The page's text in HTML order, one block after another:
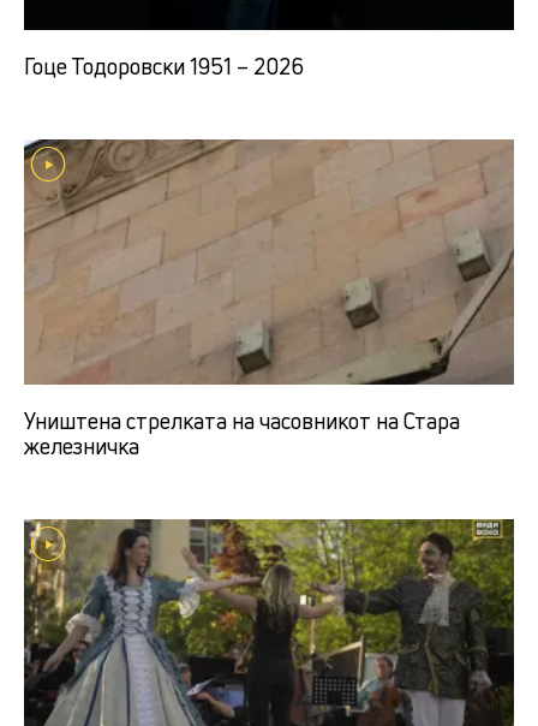
Гоце Тодоровски 1951 – 2026
Уништена стрелката на часовникот на Стара
железничка